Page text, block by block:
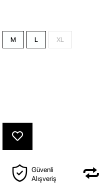
M L XL
Güvenli
Alışveriş